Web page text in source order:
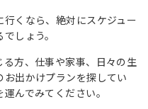
くなら、絶対にスケジュー
しょう。
方、仕事や家事、日々の生
出かけプランを探してい
んでみてください。